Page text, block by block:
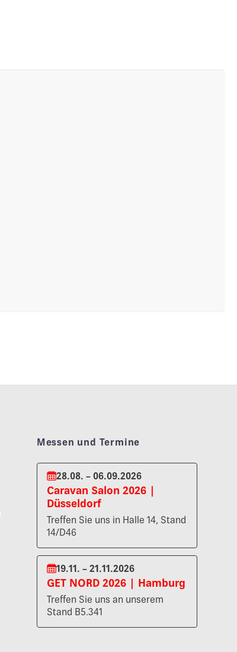
Messen und Termine
28.08. – 06.09.2026
Caravan Salon 2026 |
Düsseldorf
Treffen Sie uns in Halle 14, Stand
14/D46
19.11. – 21.11.2026
GET NORD 2026 | Hamburg
Treffen Sie uns an unserem
Stand B5.341